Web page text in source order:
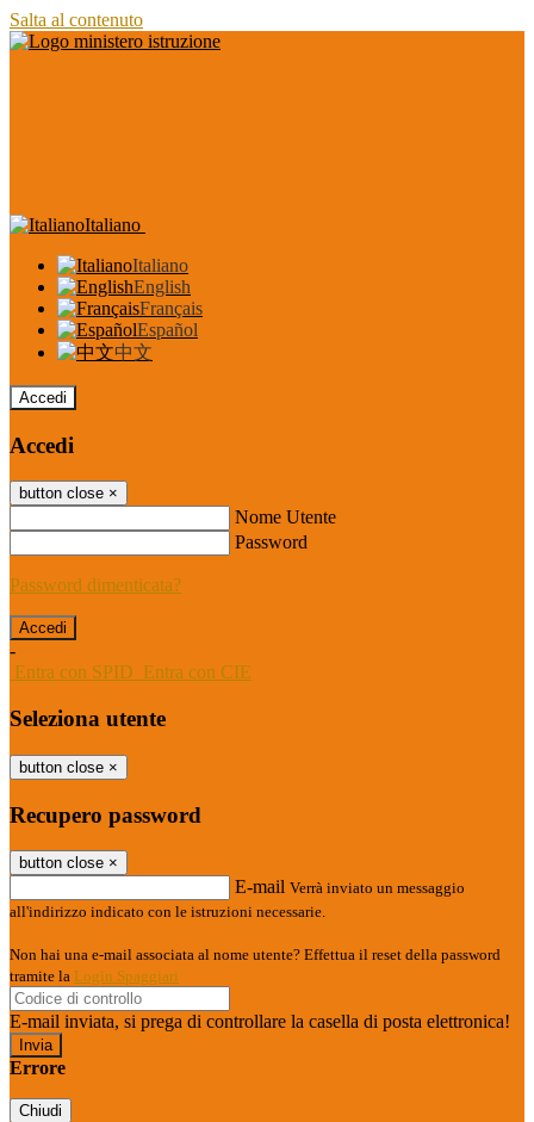
Salta al contenuto
Italiano
Italiano
English
Français
Español
中文
Accedi
Accedi
button close ×
Nome Utente
Password
Password dimenticata?
-
Entra con SPID Entra con CIE
Seleziona utente
button close ×
Recupero password
button close ×
E-mail Verrà inviato un messaggio
all'indirizzo indicato con le istruzioni necessarie.
Non hai una e-mail associata al nome utente? Effettua il reset della password
tramite la Login Spaggiari
E-mail inviata, si prega di controllare la casella di posta elettronica!
Errore
Chiudi